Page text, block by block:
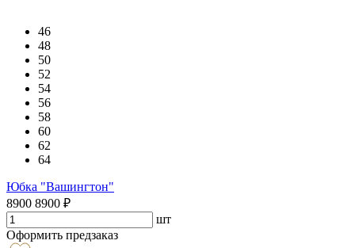
46
48
50
52
54
56
58
60
62
64
Юбка "Вашингтон"
8900 8900 ₽
шт
Оформить предзаказ